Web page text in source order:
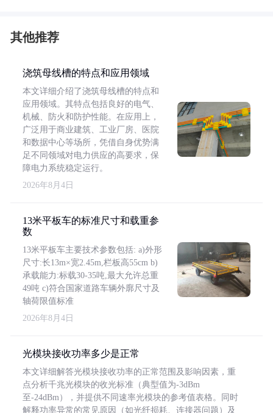
其他推荐
浇筑母线槽的特点和应用领域
本文详细介绍了浇筑母线槽的特点和
应用领域。其特点包括良好的电气、
机械、防火和防护性能。在应用上，
广泛用于商业建筑、工业厂房、医院
和数据中心等场所，凭借自身优势满
足不同领域对电力供应的高要求，保
障电力系统稳定运行。
2026年8月4日
13米平板车的标准尺寸和载重参
数
13米平板车主要技术参数包括: a)外形
尺寸:长13m×宽2.45m,栏板高55cm b)
承载能力:标载30-35吨,最大允许总重
49吨 c)符合国家道路车辆外廓尺寸及
轴荷限值标准
2026年8月4日
光模块接收功率多少是正常
本文详细解答光模块接收功率的正常范围及影响因素，重
点分析千兆光模块的收光标准（典型值为-3dBm
至-24dBm），并提供不同速率光模块的参考值表格。同时
解释功率异常的常见原因（如光纤损耗、连接器问题）及